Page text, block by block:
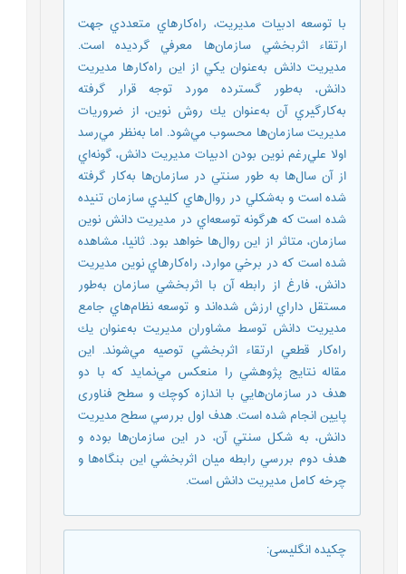
با توسعه ادبيات مديريت، راه‌كارهاي متعددي جهت
ارتقاء اثربخشي سازمان‌ها معرفي گرديده است.
مديريت دانش به‌عنوان يكي از اين راه‌كارها مديريت
دانش، به‌طور گسترده مورد توجه قرار گرفته
به‌كارگيري آن‌ به‌عنوان يك روش نوين، از ضروريات
مديريت سازمان‌ها محسوب مي‌شود. اما به‌نظر مي‌رسد
اولا علي‌رغم نوين بودن ادبيات مديريت دانش، گونه‌اي
از آن سال‌ها به طور سنتي در سازمان‌ها به‌كار گرفته
شده است و به‌شكلي در روال‌هاي كليدي سازمان تنيده
شده است كه هرگونه توسعه‌اي در مديريت دانش نوين
سازمان، متاثر از اين روال‌ها خواهد بود. ثانيا، مشاهده
شده است كه در برخي موارد، راه‌كارهاي نوين مديريت
دانش، فارغ از رابطه‌ آن با اثربخشي سازمان‌ به‌طور
مستقل داراي ارزش شده‌اند و توسعه نظام‌هاي جامع
مديريت دانش توسط مشاوران مديريت به‌عنوان يك
راه‌كار قطعي ارتقاء اثربخشي توصيه مي‌شوند. اين
مقاله نتايج پژوهشي را منعكس مي‌نمايد كه با دو
هدف در سازمان‌هايي با اندازه كوچك و سطح فناوری
پايين انجام شده است. هدف اول بررسي سطح مديريت
دانش،‌ به شكل سنتي آن، در اين سازمان‌ها بوده و
هدف دوم بررسي رابطه ميان اثربخشي اين بنگاه‌ها و
چرخه كامل مديريت دانش است.
چکیده انگلیسی: